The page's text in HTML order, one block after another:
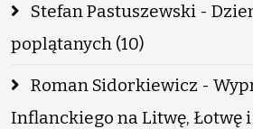
Stefan Pastuszewski -
poplątanych (10)
Roman Sidorkiewicz -
Inflanckiego na Litwę, Łotwę